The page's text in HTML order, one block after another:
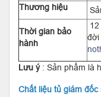
Thương hiệu
Thời gian bảo
hành
đời
Lưu ý: Sản phẩm là
Chất liệu tủ giám